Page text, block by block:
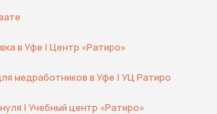
в Уфе | Центр «Ратиро»
медработников в Уфе | УЦ Ратиро
| Учебный центр «Ратиро»